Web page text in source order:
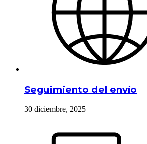
Seguimiento del envío
30 diciembre, 2025